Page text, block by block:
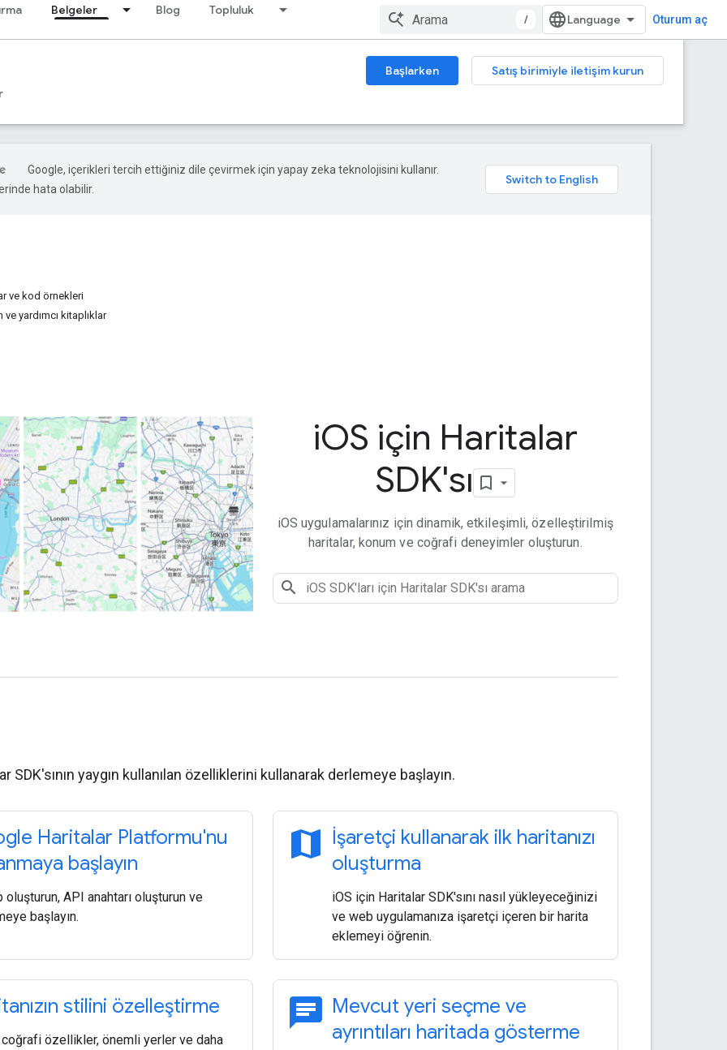
Belgeler Blog Topluluk
/ Oturum aç
Başlarken
Satış birimiyle iletişim kurun
Google, içerikleri tercih ettiğiniz dile çevirmek için yapay zeka teknolojisini kullanır.
hata olabilir.
ve kod örnekleri
ve yardımcı kitaplıklar
iOS için Haritalar
SDK'sı
iOS uygulamalarınız için dinamik, etkileşimli, özelleştirilmiş
haritalar, konum ve coğrafi deneyimler oluşturun.
SDK'sının yaygın kullanılan özelliklerini kullanarak derlemeye başlayın.
Haritalar Platformu'nu
başlayın
oluşturun, API anahtarı oluşturun ve
başlayın.
map İşaretçi kullanarak ilk haritanızı
oluşturma
iOS için Haritalar SDK'sını nasıl yükleyeceğinizi
ve web uygulamanıza işaretçi içeren bir harita
eklemeyi öğrenin.
stilini özelleştirme
coğrafi özellikler, önemli yerler ve daha
chat Mevcut yeri seçme ve
ayrıntıları haritada gösterme